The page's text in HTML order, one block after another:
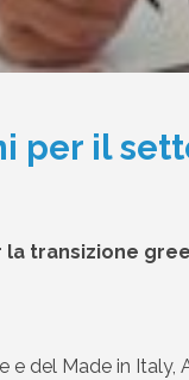
per il
la transizione
e del Made in Italy,